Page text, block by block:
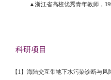
▲浙江省高校优秀青年教师，
科研项目
【 1 】 海陆交互带地下水污染诊断与风